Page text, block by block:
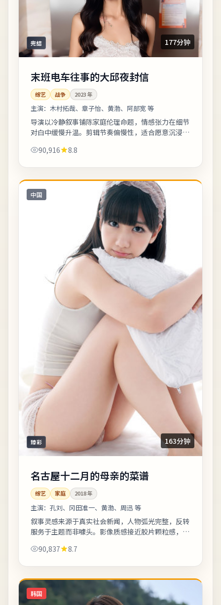
完结 177分钟
末班电车往事的大邱夜封信
综艺 战争 2023年
主演： 木村拓哉、章子怡、黄渤、阿部宽 等
导演以冷静叙事铺陈家庭伦理命题，情感张力在细节
对白中缓慢升温。剪辑节奏偏慢性，适合愿意沉浸的
幕后花絮名单，影迷可向幕后岗位致敬。《...
90,916 8.8
中国
臻彩 163分钟
名古屋十二月的母亲的菜谱
综艺 家庭 2018年
主演： 孔刘、冈田准一、黄渤、周迅 等
叙事灵感来源于真实社会新闻，人物弧光完整，反转
服务于主题而非噱头。影像质感接近胶片颗粒感，画
常现象，建议亲自观看并形成独立判断。《...
90,837 8.7
韩国